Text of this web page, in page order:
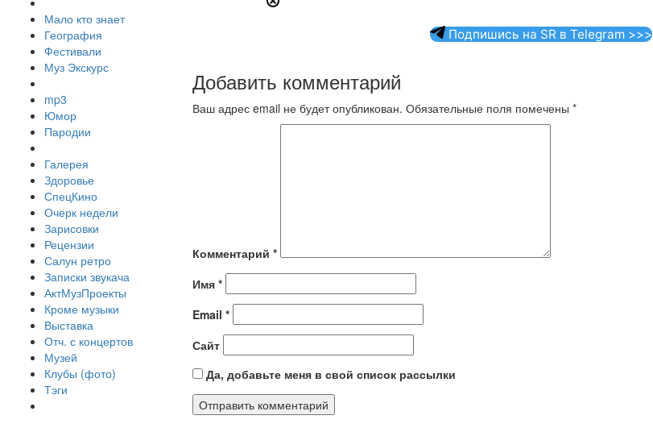
Мало кто знает
География
Фестивали
Муз Экскурс
mp3
Юмор
Пародии
Галерея
Здоровье
СпецКино
Очерк недели
Зарисовки
Рецензии
Салун ретро
Записки звукача
АктМузПроекты
Кроме музыки
Выставка
Отч. с концертов
Музей
Клубы (фото)
Тэги
Подпишись на SR в Telegram >>>
Добавить комментарий
Ваш адрес email не будет опубликован. Обязательные поля помечены *
Комментарий *
Имя *
Email *
Сайт
Да, добавьте меня в свой список рассылки